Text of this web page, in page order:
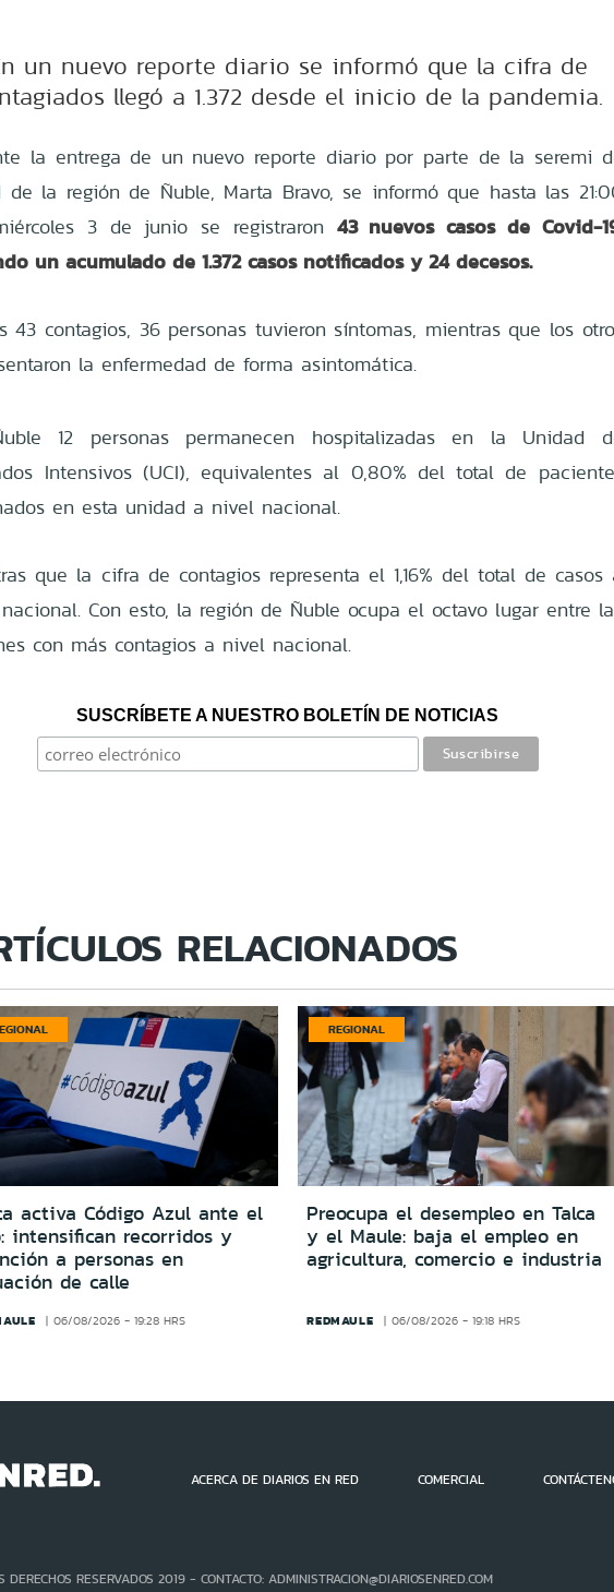
un nuevo reporte diario se informó que la cifra de
llegó a 1.372 desde el inicio de la pandemia.
la entrega de un nuevo reporte diario por parte de la seremi
de la región de Ñuble, Marta Bravo, se informó que hasta las
3 de junio se registraron 43 nuevos casos de Covid-
un acumulado de 1.372 casos notificados y 24 decesos.
43 contagios, 36 personas tuvieron síntomas, mientras que los
la enfermedad de forma asintomática.
12 personas permanecen hospitalizadas en la Unidad
Intensivos (UCI), equivalentes al 0,80% del total de
en esta unidad a nivel nacional.
que la cifra de contagios representa el 1,16% del total de casos
Con esto, la región de Ñuble ocupa el octavo lugar entre
con más contagios a nivel nacional.
SUSCRÍBETE A NUESTRO BOLETÍN DE NOTICIAS
RELACIONADOS
activa Código Azul ante el
intensifican recorridos y
a personas en
de calle
06/08/2026 - 19:28 HRS
REGIONAL
Preocupa el desempleo en Talca
y el Maule: baja el empleo en
agricultura, comercio e industria
REDMAULE 06/08/2026 - 19:18 HRS
ACERCA DE DIARIOS EN RED COMERCIAL
RESERVADOS 2019 - CONTACTO: ADMINISTRACION@DIARIOSENRED.COM